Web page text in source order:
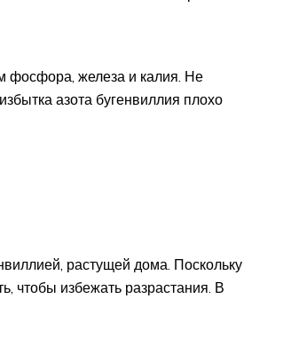
фосфора, железа и калия. Не
азота бугенвиллия плохо
растущей дома. Поскольку
чтобы избежать разрастания. В